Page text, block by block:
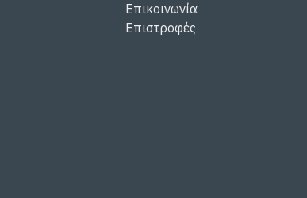
Επικοινωνία
Επιστροφές